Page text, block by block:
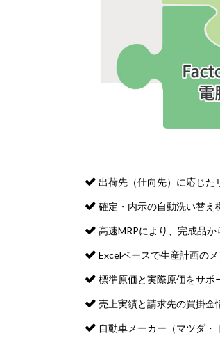
出荷先（仕向先）に応じた
確定・内示の自動洗い替え
高速MRPにより、完成品
Excelベースで生産計画の
標準原価と実際原価をサポ
売上実績と請求先の買掛金
自動車メーカー（マツダ